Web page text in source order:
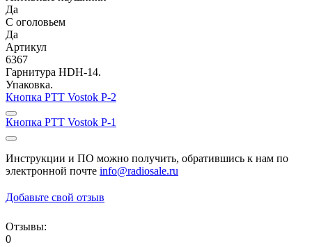
Да
С оголовьем
Да
Артикул
6367
Гарнитура HDH-14.
Упаковка.
Кнопка PTT Vostok P-2
Кнопка PTT Vostok P-1
Инструкции и ПО можно получить, обратившись к нам по
электронной почте info@radiosale.ru
Добавьте свой отзыв
Отзывы:
0